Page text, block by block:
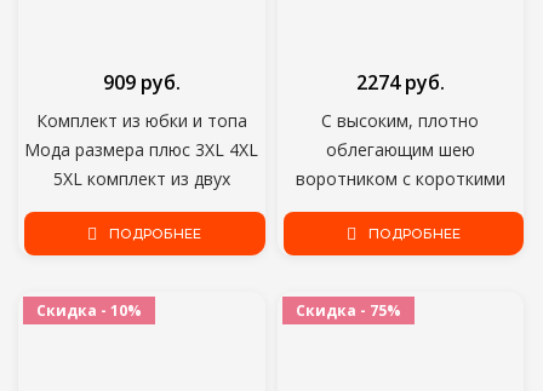
Комплект из юбки и топа
Мода размера плюс 3XL 4XL
5XL комплект из двух
предметов, комплект с
юбкой, сексуальная Bue
тренировочный костюм 2
предмета Комплект для
909 руб.
ПОДРОБНЕЕ
С высоким, плотно
облегающим шею
воротником с короткими
рукавами; Комплекты с
шортами повседневные
одежда тонкий черный
комплект из двух предметов
2274 руб.
ПОДРОБНЕЕ
Скидка - 10% Скидка - 75%